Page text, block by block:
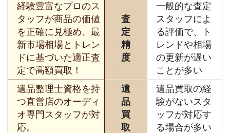
経験豊富なプロのス
タッフが商品の価値
を正確に見極め、最
新市場相場とトレン
ドに基づいた適正査
定で高額買取！
査
定
精
度
一般的な査定
スタッフによ
る評価で、ト
レンドや相場
の更新が遅い
ことが多い
遺品整理士資格を持
つ直営店のオーディ
オ専門スタッフが対
応。
遺
品
買
取
遺品買取の経
験がないスタ
ッフが対応す
る場合が多い